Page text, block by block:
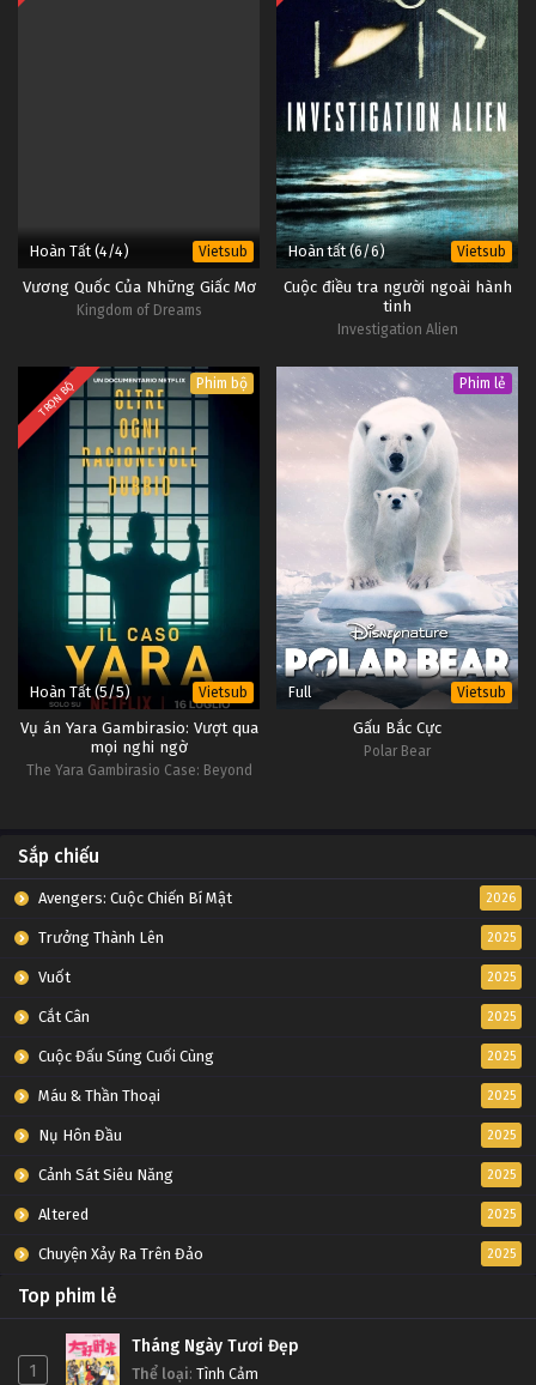
Hoàn Tất (4/4) Vietsub
Vương Quốc Của Những Giấc Mơ
Kingdom of Dreams
Hoàn tất (6/6) Vietsub
Cuộc điều tra người ngoài hành
tinh
Investigation Alien
TRỌN BỘ Phim bộ
Hoàn Tất (5/5) Vietsub
Vụ án Yara Gambirasio: Vượt qua
mọi nghi ngờ
The Yara Gambirasio Case: Beyond
Phim lẻ
Full Vietsub
Gấu Bắc Cực
Polar Bear
Sắp chiếu
Avengers: Cuộc Chiến Bí Mật 2026
Trưởng Thành Lên 2025
Vuốt 2025
Cắt Cân 2025
Cuộc Đấu Súng Cuối Cùng 2025
Máu & Thần Thoại 2025
Nụ Hôn Đầu 2025
Cảnh Sát Siêu Năng 2025
Altered 2025
Chuyện Xảy Ra Trên Đảo 2025
Top phim lẻ
1
Tháng Ngày Tươi Đẹp
Thể loại: Tình Cảm